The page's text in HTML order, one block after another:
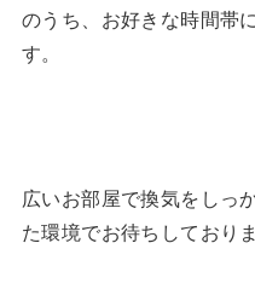
のうち、お好きな時間帯
す。
広いお部屋で換気をしっ
た環境でお待ちしており